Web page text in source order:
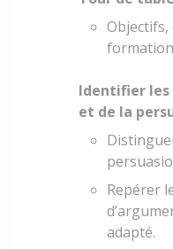
Objectifs,
Identifier les
et de la
Repérer
adapté.